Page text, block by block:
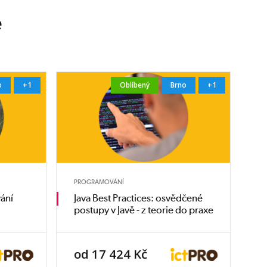
+1 Oblíbený Brno +1
PROGRAMOVÁNÍ
Java Best Practices: osvědčené
postupy v Javě - z teorie do praxe
od 17 424 Kč